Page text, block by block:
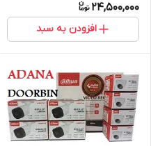
24,500,000
افزودن به سبد